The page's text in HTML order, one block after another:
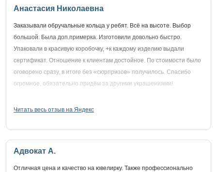
Анастасия Николаевна
Заказывали обручальные кольца у ребят. Всё на высоте. Выбор
большой. Была доп.примерка. Изготовили довольно быстро.
Упаковали в красивую коробочку, +к каждому изделию выдали
сертификат. Отношение к клиентам достойное. По стоимости было
оговорено сразу, в итоге без «сюрпризов» получилось. Спасибо
огромное, обязательно придём за другими украшениями!
Читать весь отзыв на Яндекс
Адвокат А.
Отличная цена и качество на ювелирку. Также профессионально